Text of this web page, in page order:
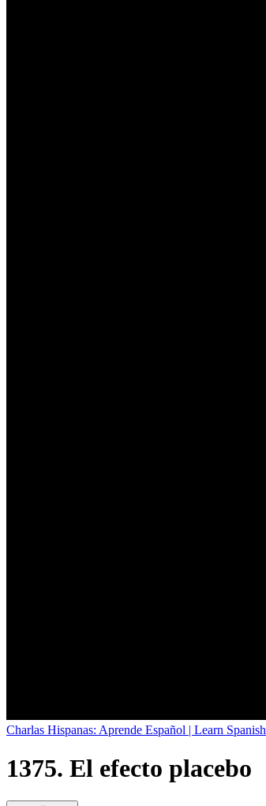
Charlas Hispanas: Aprende Español | Learn Spanish
1375. El efecto placebo